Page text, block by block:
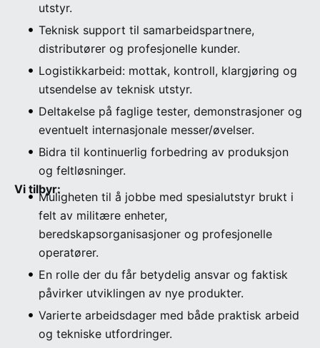
utstyr.
Teknisk support til samarbeidspartnere,
distributører og profesjonelle kunder.
Logistikkarbeid: mottak, kontroll, klargjøring og
utsendelse av teknisk utstyr.
Deltakelse på faglige tester, demonstrasjoner og
eventuelt internasjonale messer/øvelser.
Bidra til kontinuerlig forbedring av produksjon
og feltløsninger.
Vi tilbyr:
Muligheten til å jobbe med spesialutstyr brukt i
felt av militære enheter,
beredskapsorganisasjoner og profesjonelle
operatører.
En rolle der du får betydelig ansvar og faktisk
påvirker utviklingen av nye produkter.
Varierte arbeidsdager med både praktisk arbeid
og tekniske utfordringer.